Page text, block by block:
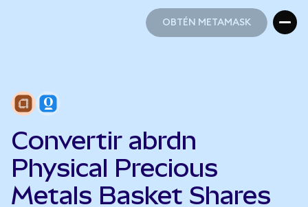
OBTÉN METAMASK
Convertir abrdn
Physical Precious
Metals Basket Shares